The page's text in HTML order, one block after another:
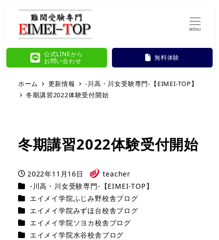
公式LINEから
お問い合わせ
無料体験
MENU
ホーム 更新情報
-川高・川女受験専門-【EIMEI-TOP】
冬期講習2022体験受付開始
冬期講習2022体験受付開始
投稿日
2022年11月16日
著
者
teacher
カテゴリー
-川高・川女受験専門-【EIMEI-TOP】
カテゴリー
エイメイ学院ふじみ野校舎ブログ
カテゴリー
エイメイ学院みずほ台校舎ブログ
カテゴリー
エイメイ学院ソヨカ校舎ブログ
カテゴリー
エイメイ学院水谷校舎ブログ